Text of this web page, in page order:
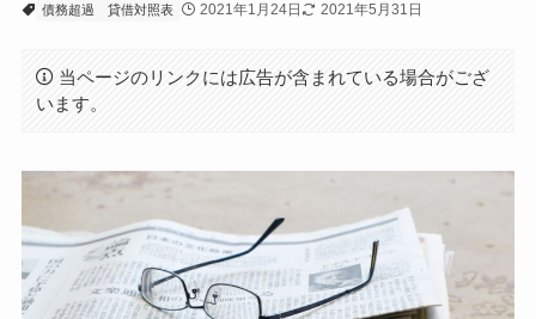
債務超過 貸借対照表 2021年1月24日 2021年5月31日
当ページのリンクには広告が含まれている場合がござ
います。